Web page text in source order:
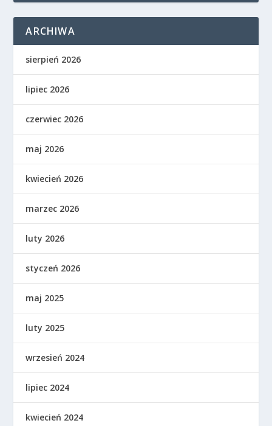
ARCHIWA
sierpień 2026
lipiec 2026
czerwiec 2026
maj 2026
kwiecień 2026
marzec 2026
luty 2026
styczeń 2026
maj 2025
luty 2025
wrzesień 2024
lipiec 2024
kwiecień 2024